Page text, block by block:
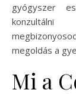
gyógyszer
megoldás a
Mi a